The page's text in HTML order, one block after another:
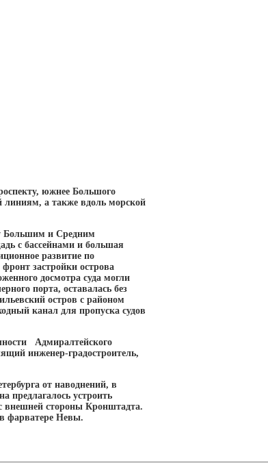
южнее Большого
линиям, а также вдоль морской
Большим и Средним
с бассейнами и большая
развитие по
застройки острова
досмотра суда могли
порта, оставалась без
остров с районом
канал для пропуска судов
Адмиралтейского
инженер-градостроитель,
от наводнений, в
предлагалось устроить
внешней стороны Кронштадта.
фарватере Невы.